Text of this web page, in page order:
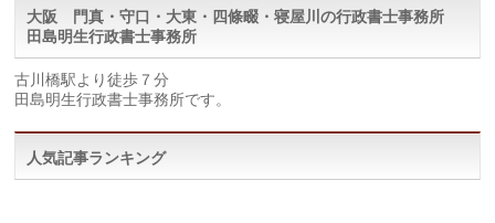
大阪 門真・守口・大東・四條畷・寝屋川の行政書士事務所
田島明生行政書士事務所
古川橋駅より徒歩７分
田島明生行政書士事務所です。
人気記事ランキング